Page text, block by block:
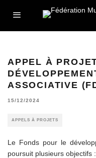
APPEL À
ASSOCIATIVE
15/12/2024
APPELS À PROJETS
Le Fonds pour le
poursuit plusieurs objectifs :